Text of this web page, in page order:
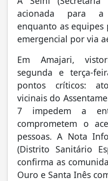
acionada para a
enquanto as
emergencial por via
Em Amajari,
segunda e terça-
pontos críticos:
vicinais do
7 impedem a
comprometem o
pessoas. A Nota
(Distrito Sanitário
confirma as
Ouro e Santa Inês